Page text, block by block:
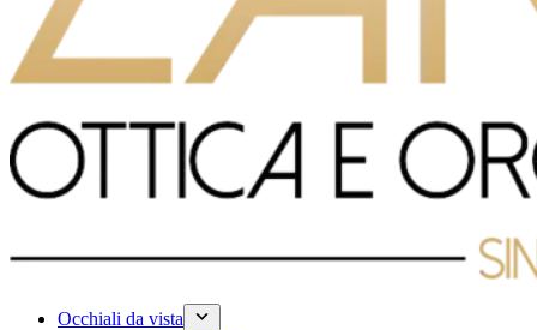
Occhiali da vista